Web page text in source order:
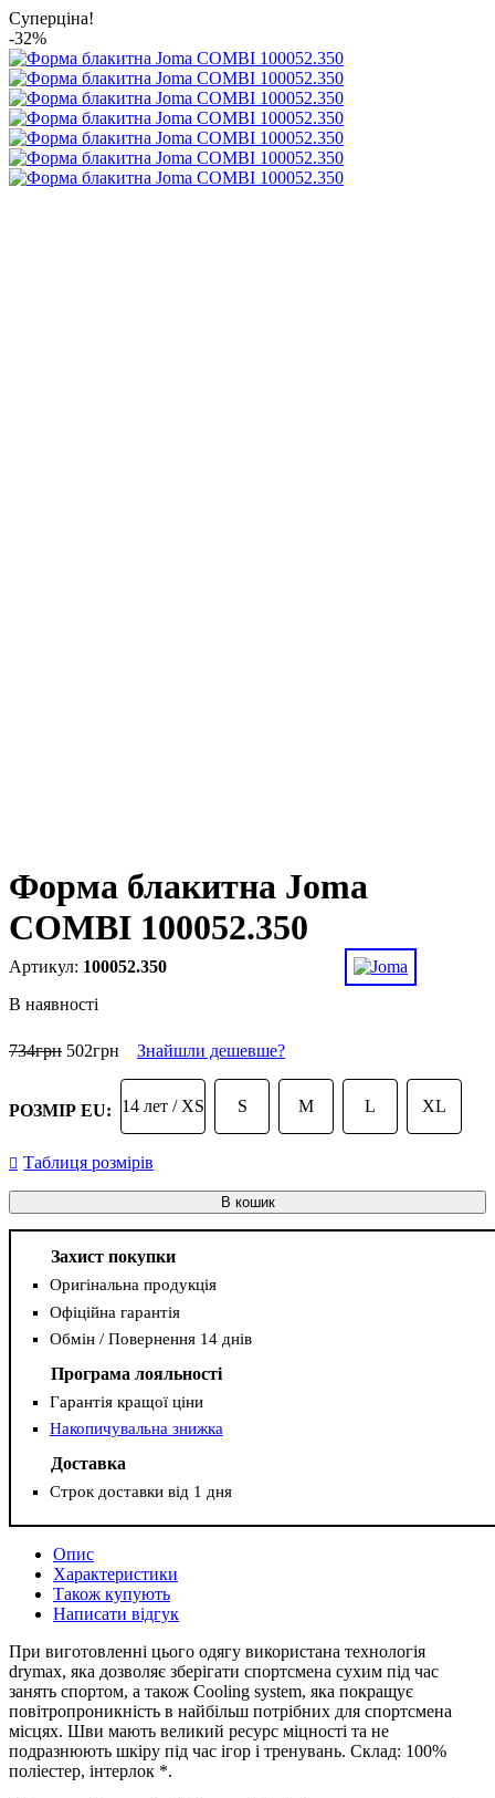
Суперціна!
-32%
Форма блакитна Joma
COMBI 100052.350
100052.350
В наявності
734грн 502грн Знайшли дешевше?
РОЗМІР EU: 14 лет / XS S M L XL
Таблиця розмірів
В кошик
Захист покупки
Оригінальна продукція
Офіційна гарантія
Обмін / Повернення 14 днів
Програма лояльності
Гарантія кращої ціни
Накопичувальна знижка
Доставка
Строк доставки від 1 дня
Опис
Характеристики
Також купують
Написати відгук
При виготовленні цього одягу використана технологія
drymax, яка дозволяє зберігати спортсмена сухим під час
занять спортом, а також Сooling system, яка покращує
повітропроникність в найбільш потрібних для спортсмена
місцях. Шви мають великий ресурс міцності та не
подразнюють шкіру під час ігор і тренувань. Склад: 100%
поліестер, інтерлок *.